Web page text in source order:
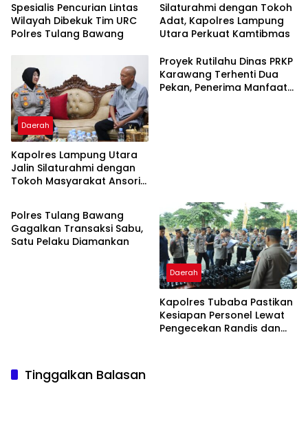
Spesialis Pencurian Lintas
Wilayah Dibekuk Tim URC
Polres Tulang Bawang
Silaturahmi dengan Tokoh
Adat, Kapolres Lampung
Utara Perkuat Kamtibmas
Daerah
Kapolres Lampung Utara
Jalin Silaturahmi dengan
Tokoh Masyarakat Ansori
Proyek Rutilahu Dinas PRKP
Karawang Terhenti Dua
Pekan, Penerima Manfaat
Daerah
Polres Tulang Bawang
Gagalkan Transaksi Sabu,
Satu Pelaku Diamankan
Daerah
Kapolres Tubaba Pastikan
Kesiapan Personel Lewat
Pengecekan Randis dan
Tinggalkan Balasan